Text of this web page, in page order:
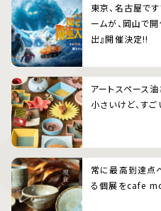
東京、名古屋で
ームが、岡山で
出』開催決定!!
アートスペース
小さいけど、すご
常に最高到達点
る個展をcafe